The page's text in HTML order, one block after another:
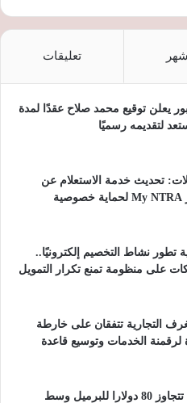
تعليقات
يعلن توقيع محمد صلاح عقدًا لمدة
لتقديمه رسميًا
تحديث خدمة الاستعلام عن
الخطوط عبر My NTRA لحماية خصوصية
تطور نشاط التخصيم إلكترونيًا..
على منظومة تمنع تكرار التمويل
التجارية تتفقان على خارطة
الخدمات وتوسيع قاعدة
أسعار النفط تتجاوز 80 دولارا للبرميل وسط